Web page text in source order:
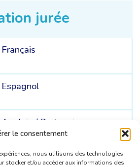
le consentement
nous utilisons des technologies
stocker et/ou accéder aux informations des
jurée
Français
Espagnol
Anglais / Portugais